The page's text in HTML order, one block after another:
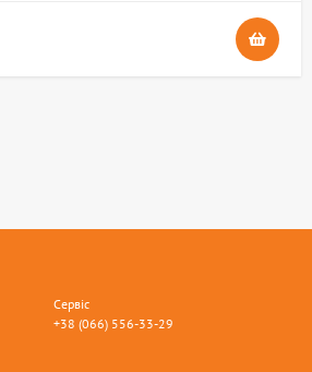
Сервіс
+38 (066) 556-33-29